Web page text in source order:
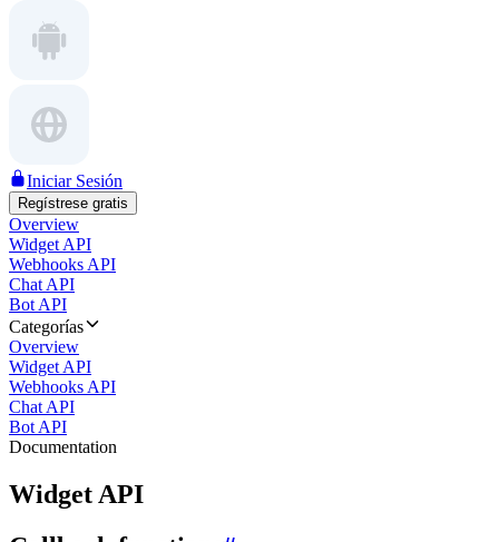
Iniciar Sesión
Regístrese gratis
Overview
Widget API
Webhooks API
Chat API
Bot API
Categorías
Overview
Widget API
Webhooks API
Chat API
Bot API
Documentation
Widget API